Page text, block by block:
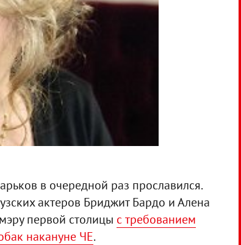
в очередной раз прославился.
актеров Бриджит Бардо и Алена
первой столицы с требованием
накануне ЧЕ.